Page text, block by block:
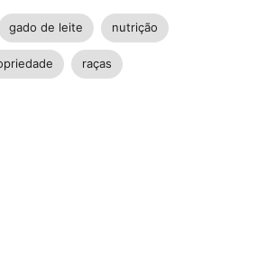
gado de leite nutrição
raças